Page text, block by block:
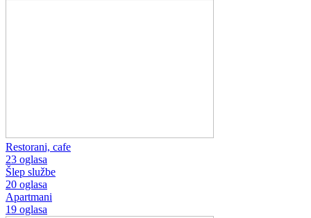
Restorani, cafe
23 oglasa
Šlep službe
20 oglasa
Apartmani
19 oglasa